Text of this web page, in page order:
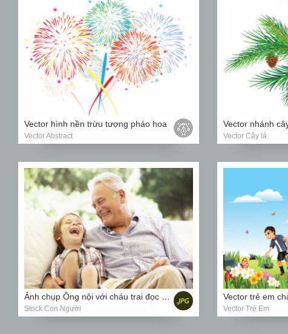
Vector hình nền trừu tượng pháo hoa
Vector Abstract
Vector nhánh
Vector Cây lá
Stock Con Người
Vector trẻ em
Vector Trẻ Em